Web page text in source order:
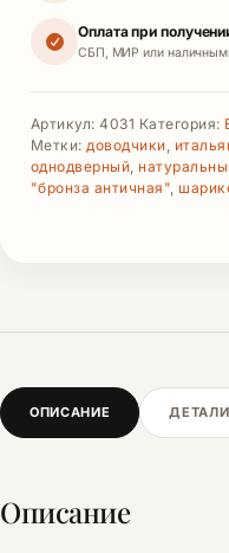
Оплата при
СБП, МИР или
Артикул:4031 Категория:
Метки:доводчики,
однодверный,
"бронза античная",
ОПИСАНИЕ ДЕТАЛИ
Описание